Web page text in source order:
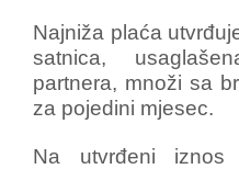
Najniža plaća
satnica,
partnera, množi sa
za pojedini mjesec.
Na utvrđeni iznos